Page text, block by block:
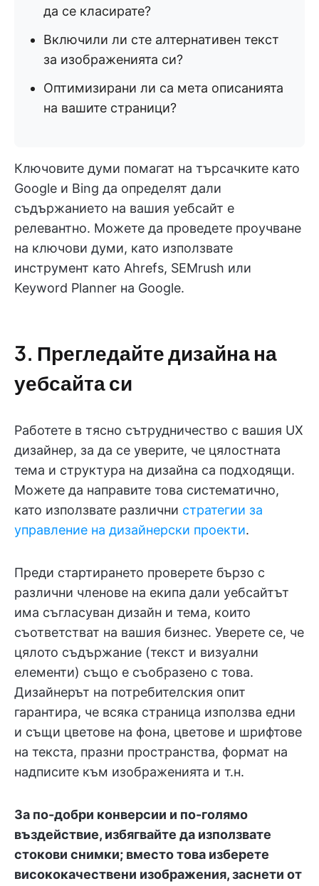
да се класирате?
Включили ли сте алтернативен текст
за изображенията си?
Оптимизирани ли са мета описанията
на вашите страници?
Ключовите думи помагат на търсачките като
Google и Bing да определят дали
съдържанието на вашия уебсайт е
релевантно. Можете да проведете проучване
на ключови думи, като използвате
инструмент като Ahrefs, SEMrush или
Keyword Planner на Google.
3. Прегледайте дизайна на
уебсайта си
Работете в тясно сътрудничество с вашия UX
дизайнер, за да се уверите, че цялостната
тема и структура на дизайна са подходящи.
Можете да направите това систематично,
като използвате различни стратегии за
управление на дизайнерски проекти.
Преди стартирането проверете бързо с
различни членове на екипа дали уебсайтът
има съгласуван дизайн и тема, които
съответстват на вашия бизнес. Уверете се, че
цялото съдържание (текст и визуални
елементи) също е съобразено с това.
Дизайнерът на потребителския опит
гарантира, че всяка страница използва едни
и същи цветове на фона, цветове и шрифтове
на текста, празни пространства, формат на
надписите към изображенията и т.н.
За по-добри конверсии и по-голямо
въздействие, избягвайте да използвате
стокови снимки; вместо това изберете
висококачествени изображения, заснети от